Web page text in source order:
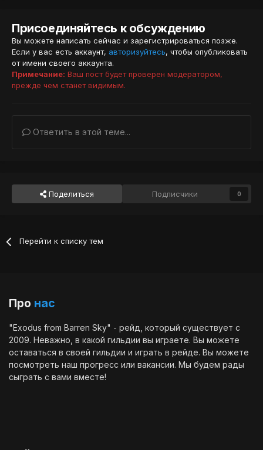
Присоединяйтесь к обсуждению
Вы можете написать сейчас и зарегистрироваться позже.
Если у вас есть аккаунт, авторизуйтесь, чтобы опубликовать
от имени своего аккаунта.
Примечание: Ваш пост будет проверен модератором,
прежде чем станет видимым.
Ответить в этой теме...
Поделиться Подписчики 0
Перейти к списку тем
Про нас
"Exodus from Barren Sky" - рейд, который существует с
2009. Неважно, в какой гильдии вы играете. Вы можете
оставаться в своей гильдии и играть в рейде. Вы можете
посмотреть наш прогресс или вакансии. Мы будем рады
сыграть с вами вместе!